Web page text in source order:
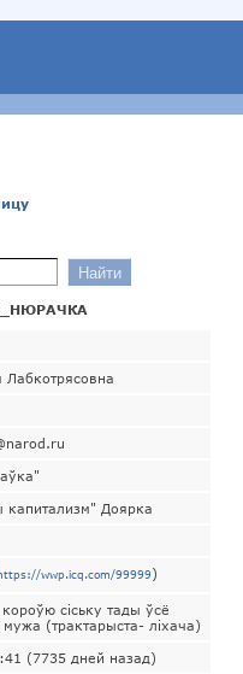
Доярка
wwp.icq.com/99999)
сіську тады ўсё
(трактарыста- ліхача)
(7735 дней назад)